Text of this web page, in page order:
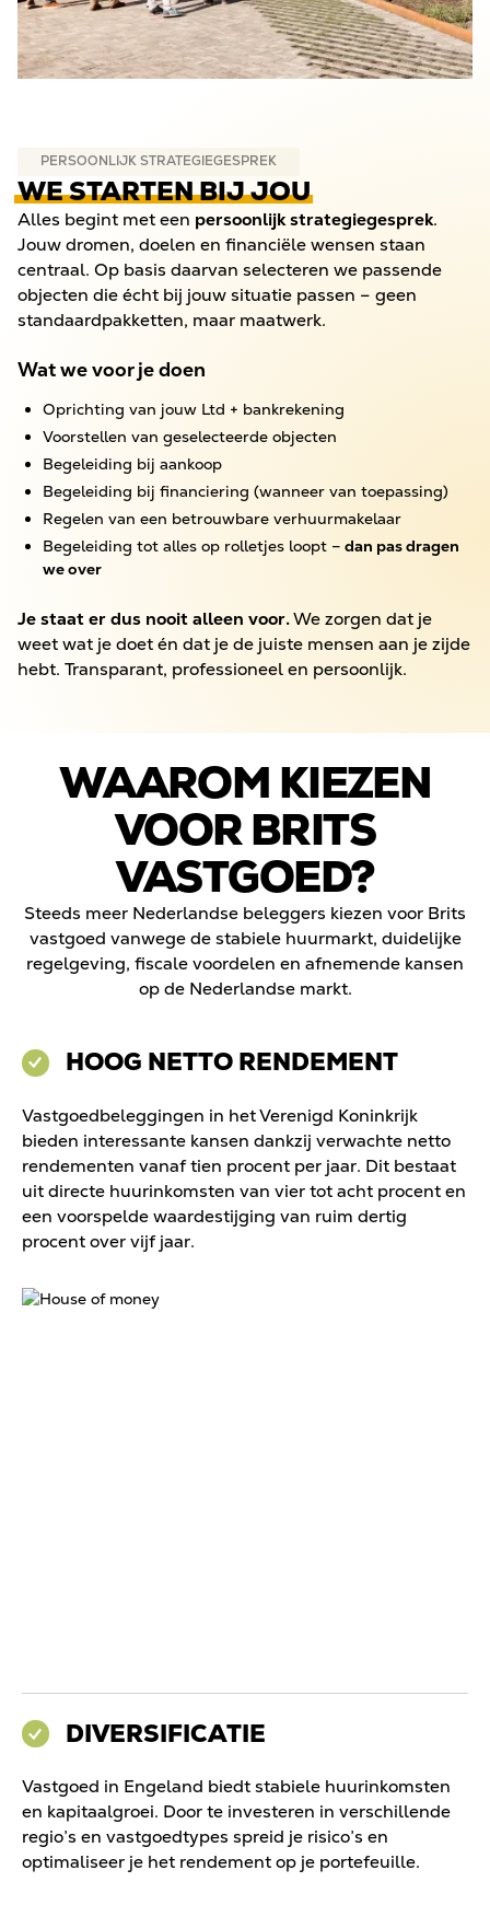
PERSOONLIJK STRATEGIEGESPREK
WE STARTEN BIJ JOU
Alles begint met een persoonlijk strategiegesprek.
Jouw dromen, doelen en financiële wensen staan
centraal. Op basis daarvan selecteren we passende
objecten die écht bij jouw situatie passen – geen
standaardpakketten, maar maatwerk.
Wat we voor je doen
Oprichting van jouw Ltd + bankrekening
Voorstellen van geselecteerde objecten
Begeleiding bij aankoop
Begeleiding bij financiering (wanneer van toepassing)
Regelen van een betrouwbare verhuurmakelaar
Begeleiding tot alles op rolletjes loopt – dan pas dragen
we over
Je staat er dus nooit alleen voor.We zorgen dat je
weet wat je doet én dat je de juiste mensen aan je zijde
hebt. Transparant, professioneel en persoonlijk.
WAAROM KIEZEN
VOOR BRITS
VASTGOED?
Steeds meer Nederlandse beleggers kiezen voor Brits
vastgoed vanwege de stabiele huurmarkt, duidelijke
regelgeving, fiscale voordelen en afnemende kansen
op de Nederlandse markt.
HOOG NETTO RENDEMENT
Vastgoedbeleggingen in het Verenigd Koninkrijk
bieden interessante kansen dankzij verwachte netto
rendementen vanaf tien procent per jaar. Dit bestaat
uit directe huurinkomsten van vier tot acht procent en
een voorspelde waardestijging van ruim dertig
procent over vijf jaar.
DIVERSIFICATIE
Vastgoed in Engeland biedt stabiele huurinkomsten
en kapitaalgroei. Door te investeren in verschillende
regio’s en vastgoedtypes spreid je risico’s en
optimaliseer je het rendement op je portefeuille.